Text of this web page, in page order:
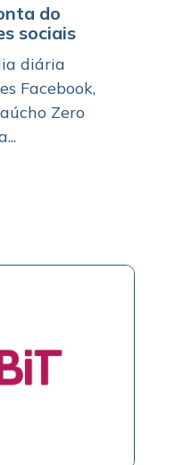
do
sociais
diária
Facebook,
Zero